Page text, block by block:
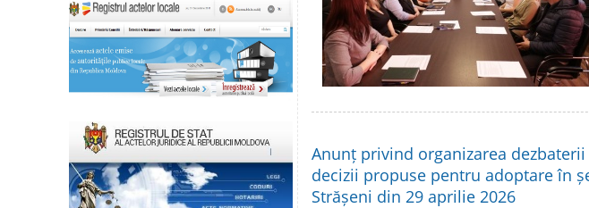
Anunț privind organizarea
decizii propuse pentru adoptare în
Strășeni din 29 aprilie 2026